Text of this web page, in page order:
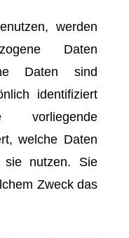
werden
Daten
Daten sind
identifiziert
welche Daten
nutzen. Sie
Zweck das